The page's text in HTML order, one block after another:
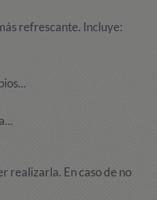
refrescante. Incluye:
realizarla. En caso de no